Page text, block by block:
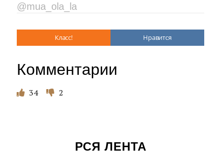
@mua_ola_la
Класс! Нравится
Комментарии
34 2
РСЯ ЛЕНТА